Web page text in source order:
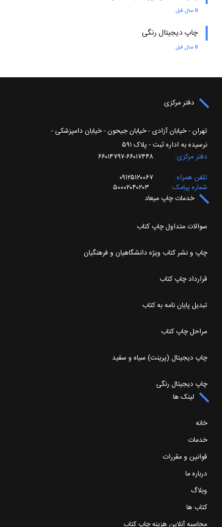
8 سال قبل
چاپ دیجیتال رنگی
8 سال قبل
دفتر مرکزی
تهران - خیابان آزادی - خیابان جیحون - خیابان دامپزشکی -
نرسیده به اداره ثبت - پلاک ۵۹۱
دفتر مرکزی
۶۶۰۱۷۴۴۸-۶۶۰۱۴۷۹۷
تلفن همراه
۰۹۱۲۵۱۲۰۰۶۷
شماره پیامک
۵۰۰۰۲۰۴۰۲۰۳
خدمات چاپ میعاد
سوالات متداول چاپ کتاب
چاپ و نشر کتاب ویژه دانشگاهیان و فرهنگیان
قرارداد چاپ کتاب
تبدیل پایان نامه به کتاب
مراحل چاپ کتاب
چاپ دیجیتال (پرینت) سیاه و سفید
چاپ دیجیتال رنگی
لینک ها
خانه
خدمات
قوانین و مقررات
درباره ما
وبلاگ
کتاب ها
محاسبه آنلاین هزینه چاپ کتاب